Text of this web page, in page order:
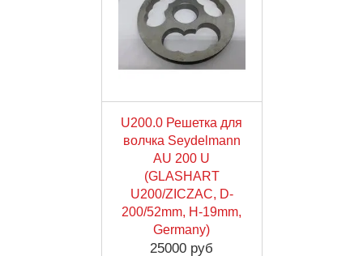
U200.0 Решетка для
волчка Seydelmann
AU 200 U
(GLASHART
U200/ZICZAC, D-
200/52mm, H-19mm,
Germany)
25000 руб